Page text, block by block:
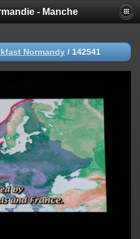
- Manche
Normandy / 142541